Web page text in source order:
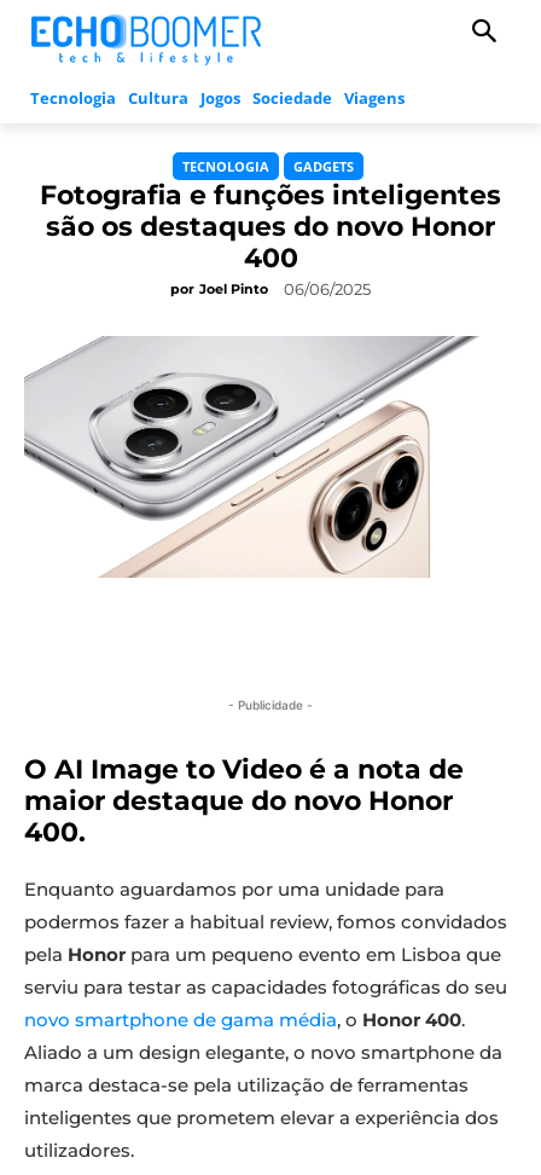
Tecnologia Cultura Jogos Sociedade Viagens
TECNOLOGIA GADGETS
Fotografia e funções inteligentes
são os destaques do novo Honor
400
por Joel Pinto 06/06/2025
- Publicidade -
O AI Image to Video é a nota de
maior destaque do novo Honor
400.
Enquanto aguardamos por uma unidade para
podermos fazer a habitual review, fomos convidados
pela Honor para um pequeno evento em Lisboa que
serviu para testar as capacidades fotográficas do seu
novo smartphone de gama média, o Honor 400.
Aliado a um design elegante, o novo smartphone da
marca destaca-se pela utilização de ferramentas
inteligentes que prometem elevar a experiência dos
utilizadores.